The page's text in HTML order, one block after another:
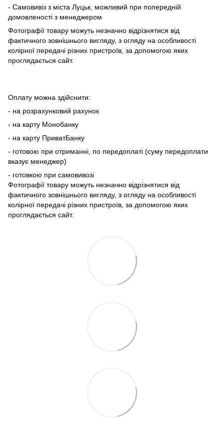
- Самовивіз з міста Луцьк, можливий при попередній
домовленості з менеджером
Фотографії товару можуть незначно відрізнятися від
фактичного зовнішнього вигляду, з огляду на особливості
колірної передачі різних пристроїв, за допомогою яких
проглядається сайт.
Оплату можна здійснити:
- на розрахунковий рахунок
- на карту Монобанку
- на карту ПриватБанку
- готовою при отриманні, по передоплаті (суму передоплати
вказує менеджер)
- готовкою при самовивозі
Фотографії товару можуть незначно відрізнятися від
фактичного зовнішнього вигляду, з огляду на особливості
колірної передачі різних пристроїв, за допомогою яких
проглядається сайт.